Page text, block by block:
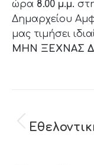
ώρα 8.00 μ.μ.
Δημαρχείου
μας τιμήσει
ΜΗΝ ΞΕΧΝΑΣ